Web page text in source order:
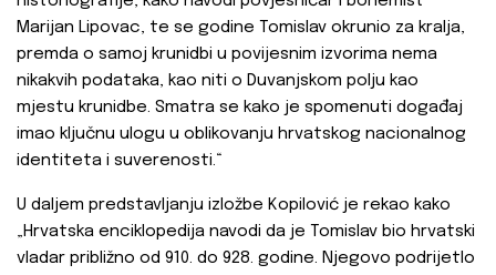
Marijan Lipovac, te se godine Tomislav okrunio za kralja,
premda o samoj krunidbi u povijesnim izvorima nema
nikakvih podataka, kao niti o Duvanjskom polju kao
mjestu krunidbe. Smatra se kako je spomenuti događaj
imao ključnu ulogu u oblikovanju hrvatskog nacionalnog
identiteta i suverenosti.“
U daljem predstavljanju izložbe Kopilović je rekao kako
„Hrvatska enciklopedija navodi da je Tomislav bio hrvatski
vladar približno od 910. do 928. godine. Njegovo podrijetlo